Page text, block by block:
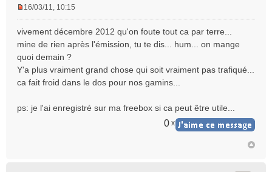
s
s
a
g
e
n
16/03/11, 10:15
vivement décembre 2012 qu'on foute tout ca par terre...
mine de rien après l'émission, tu te dis... hum... on mange
quoi demain ?
Y'a plus vraiment grand chose qui soit vraiment pas trafiqué...
ca fait froid dans le dos pour nos gamins...
ps: je l'ai enregistré sur ma freebox si ca peut être utile...
0 x